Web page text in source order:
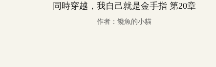
同時穿越，我自己就是金手指 第20章
作者：饞魚的小貓